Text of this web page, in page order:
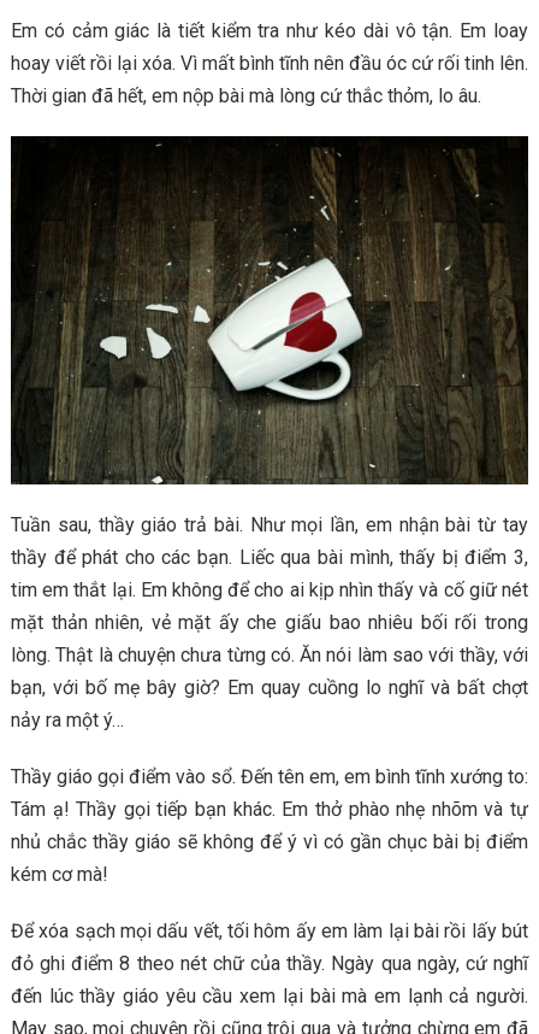
Em có cảm giác là tiết kiểm tra như kéo dài vô tận. Em loay
hoay viết rồi lại xóa. Vì mất bình tĩnh nên đầu óc cứ rối tinh lên.
Thời gian đã hết, em nộp bài mà lòng cứ thắc thỏm, lo âu.
Tuần sau, thầy giáo trả bài. Như mọi lần, em nhận bài từ tay
thầy để phát cho các bạn. Liếc qua bài mình, thấy bị điểm 3,
tim em thắt lại. Em không để cho ai kịp nhìn thấy và cố giữ nét
mặt thản nhiên, vẻ mặt ấy che giấu bao nhiêu bối rối trong
lòng. Thật là chuyện chưa từng có. Ăn nói làm sao với thầy, với
bạn, với bố mẹ bây giờ? Em quay cuồng lo nghĩ và bất chợt
nảy ra một ý…
Thầy giáo gọi điểm vào sổ. Đến tên em, em bình tĩnh xướng to:
Tám ạ! Thầy gọi tiếp bạn khác. Em thở phào nhẹ nhõm và tự
nhủ chắc thầy giáo sẽ không để ý vì có gần chục bài bị điểm
kém cơ mà!
Để xóa sạch mọi dấu vết, tối hôm ấy em làm lại bài rồi lấy bút
đỏ ghi điểm 8 theo nét chữ của thầy. Ngày qua ngày, cứ nghĩ
đến lúc thầy giáo yêu cầu xem lại bài mà em lạnh cả người.
May sao, mọi chuyện rồi cũng trôi qua và tưởng chừng em đã